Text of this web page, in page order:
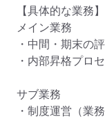
【具体的な業務】
メイン業務
・中間・期末の
・内部昇格プロ
サブ業務
・制度運営（業